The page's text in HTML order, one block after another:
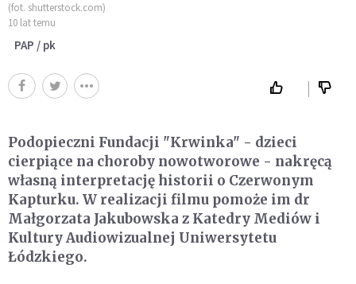
(fot. shutterstock.com)
10 lat temu
PAP / pk
Podopieczni Fundacji "Krwinka" - dzieci
cierpiące na choroby nowotworowe - nakręcą
własną interpretację historii o Czerwonym
Kapturku. W realizacji filmu pomoże im dr
Małgorzata Jakubowska z Katedry Mediów i
Kultury Audiowizualnej Uniwersytetu
Łódzkiego.